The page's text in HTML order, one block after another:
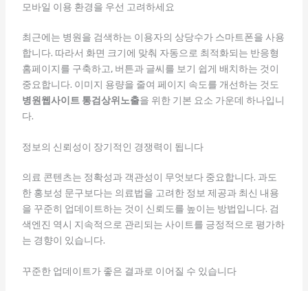
모바일 이용 환경을 우선 고려하세요
최근에는 병원을 검색하는 이용자의 상당수가 스마트폰을 사용
합니다. 따라서 화면 크기에 맞춰 자동으로 최적화되는 반응형
홈페이지를 구축하고, 버튼과 글씨를 보기 쉽게 배치하는 것이
중요합니다. 이미지 용량을 줄여 페이지 속도를 개선하는 것도
병원웹사이트 통검상위노출을 위한 기본 요소 가운데 하나입니
다.
정보의 신뢰성이 장기적인 경쟁력이 됩니다
의료 콘텐츠는 정확성과 객관성이 무엇보다 중요합니다. 과도
한 홍보성 문구보다는 의료법을 고려한 정보 제공과 최신 내용
을 꾸준히 업데이트하는 것이 신뢰도를 높이는 방법입니다. 검
색엔진 역시 지속적으로 관리되는 사이트를 긍정적으로 평가하
는 경향이 있습니다.
꾸준한 업데이트가 좋은 결과로 이어질 수 있습니다